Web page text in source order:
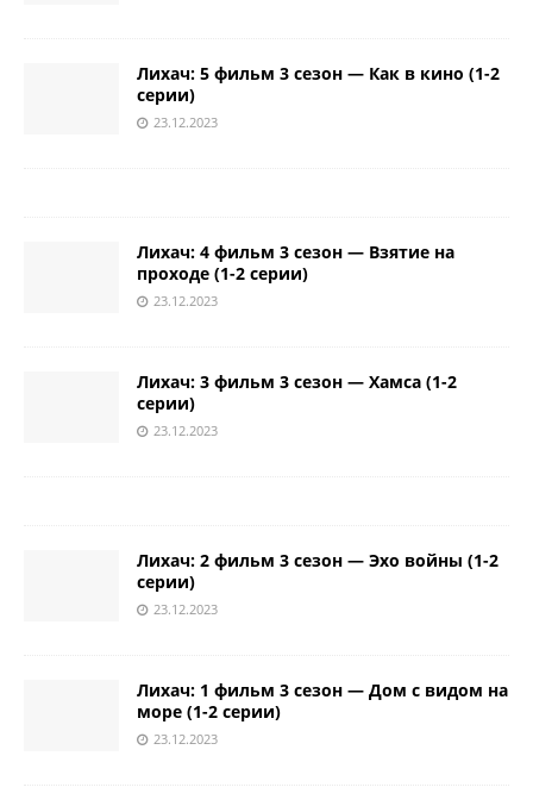
Лихач: 5 фильм 3 сезон — Как в кино (1-2
серии)
23.12.2023
Лихач: 4 фильм 3 сезон — Взятие на
проходе (1-2 серии)
23.12.2023
Лихач: 3 фильм 3 сезон — Хамса (1-2
серии)
23.12.2023
Лихач: 2 фильм 3 сезон — Эхо войны (1-2
серии)
23.12.2023
Лихач: 1 фильм 3 сезон — Дом с видом на
море (1-2 серии)
23.12.2023